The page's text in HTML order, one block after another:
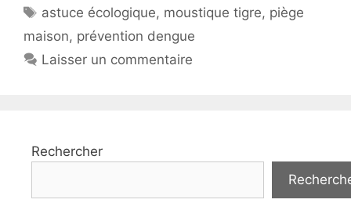
Étiquettes
astuce écologique, moustique tigre, piège
maison, prévention dengue
Laisser un commentaire
Rechercher